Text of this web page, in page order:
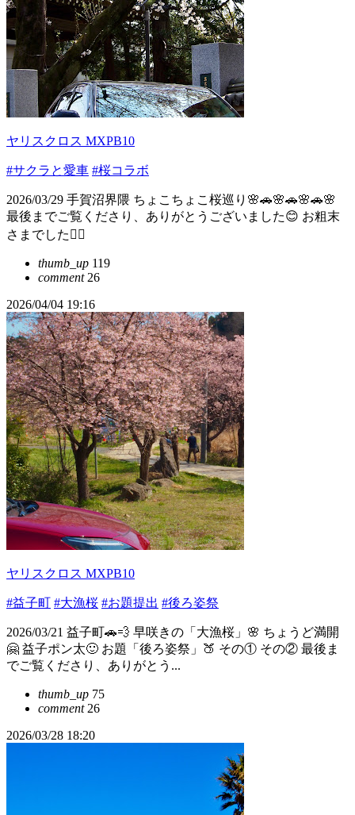
ヤリスクロス MXPB10
#サクラと愛車 #桜コラボ
2026/03/29 手賀沼界隈 ちょこちょこ桜巡り🌸🚗🌸🚗🌸🚗🌸
最後までご覧くださり、ありがとうございました😊 お粗末
さまでした🙇‍♂️
thumb_up 119
comment26
2026/04/04 19:16
ヤリスクロス MXPB10
#益子町 #大漁桜 #お題提出 #後ろ姿祭
2026/03/21 益子町🚗💨 早咲きの「大漁桜」🌸 ちょうど満開
🤗 益子ポン太🙂 お題「後ろ姿祭」🍑 その① その② 最後ま
でご覧くださり、ありがとう...
thumb_up 75
comment26
2026/03/28 18:20